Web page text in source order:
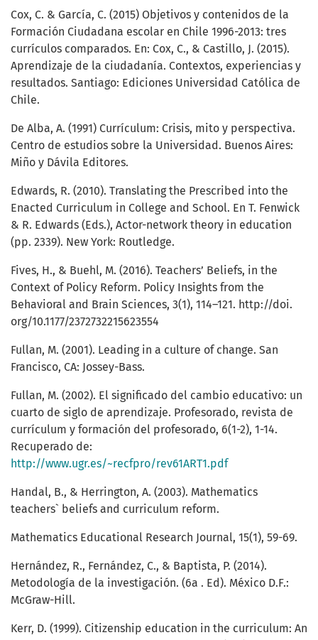
Cox, C. & García, C. (2015) Objetivos y contenidos de la
Formación Ciudadana escolar en Chile 1996-2013: tres
currículos comparados. En: Cox, C., & Castillo, J. (2015).
Aprendizaje de la ciudadanía. Contextos, experiencias y
resultados. Santiago: Ediciones Universidad Católica de
Chile.
De Alba, A. (1991) Currículum: Crisis, mito y perspectiva.
Centro de estudios sobre la Universidad. Buenos Aires:
Miño y Dávila Editores.
Edwards, R. (2010). Translating the Prescribed into the
Enacted Curriculum in College and School. En T. Fenwick
& R. Edwards (Eds.), Actor-network theory in education
(pp. 2339). New York: Routledge.
Fives, H., & Buehl, M. (2016). Teachers’ Beliefs, in the
Context of Policy Reform. Policy Insights from the
Behavioral and Brain Sciences, 3(1), 114–121. http://doi.
org/10.1177/2372732215623554
Fullan, M. (2001). Leading in a culture of change. San
Francisco, CA: Jossey-Bass.
Fullan, M. (2002). El significado del cambio educativo: un
cuarto de siglo de aprendizaje. Profesorado, revista de
currículum y formación del profesorado, 6(1-2), 1-14.
Recuperado de:
http://www.ugr.es/~recfpro/rev61ART1.pdf
Handal, B., & Herrington, A. (2003). Mathematics
teachers` beliefs and curriculum reform.
Mathematics Educational Research Journal, 15(1), 59-69.
Hernández, R., Fernández, C., & Baptista, P. (2014).
Metodología de la investigación. (6a . Ed). México D.F.:
McGraw-Hill.
Kerr, D. (1999). Citizenship education in the curriculum: An